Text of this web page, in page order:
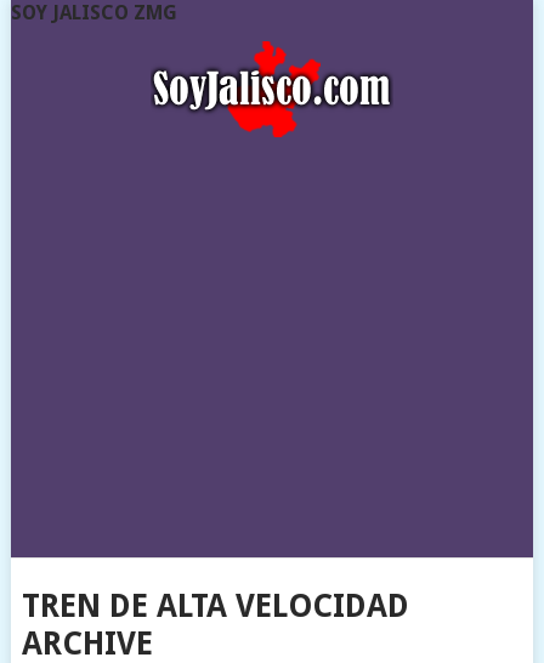
SOY JALISCO ZMG
TREN DE ALTA VELOCIDAD
ARCHIVE